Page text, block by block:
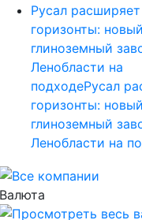
Русал расширяет
горизонты: новый
глиноземный
Ленобласти на
подходеРусал
горизонты: новый
глиноземный
Ленобласти на
Валюта